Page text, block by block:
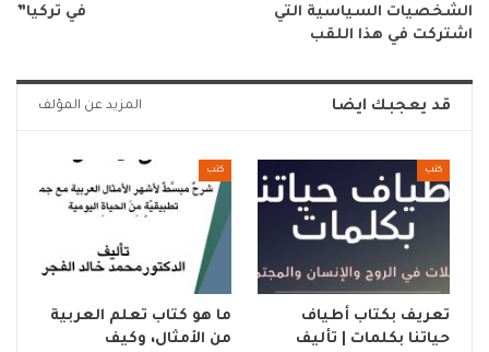
الشخصيات السياسية التي
اشتركت في هذا اللقب
في تركيا”
قد يعجبك ايضا المزيد عن المؤلف
كتب
تعريف بكتاب أطياف
حياتنا بكلمات | تأليف
كتب
ما هو كتاب تعلم العربية
من الأمثال، وكيف